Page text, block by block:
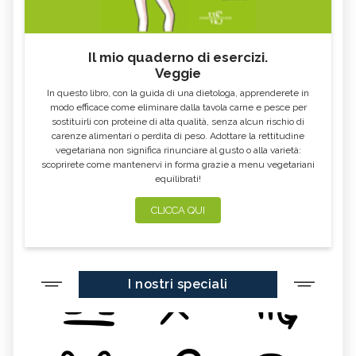
MASSAGGIO BIO EMOZIONALE:
RIFLESSOLOGIA FACCIALE: TECNICA,
BENEFICI E CONTROINDICAZIONI
OPALE: TUTTE LE PROPRIETÀ E
GRANATO: TUTTE LE PROPRIETÀ E
MASSAGGIO PSICOSOMATICO:
TECNICA, BENEFICI E
MASSAGGIO CIRCOLATORIO
ANTICELLULITE: TECNICA, BENEFICI,
MASSAGGIO TERAPEUTICO: TECNICA,
FLUORITE: TUTTE LE PROPRIETÀ E
DIAMANTE: TUTTE LE PROPRIETÀ E
CRISOPRASIO: TUTTE LE PROPRIETÀ E
CORALLO: TUTTE LE PROPRIETÀ E
CELESTINA: TUTTE LE PROPRIETÀ E
CALCITE: TUTTE LE PROPRIETÀ E
BERILLO: TUTTE LE PROPRIETÀ E
AZZURRITE: TUTTE LE PROPRIETÀ E
AMAZZONITE: TUTTE LE PROPRIETÀ E
Il mio quaderno di esercizi.
Veggie
In questo libro, con la guida di una dietologa, apprenderete in
modo efficace come eliminare dalla tavola carne e pesce per
sostituirli con proteine di alta qualità, senza alcun rischio di
carenze alimentari o perdita di peso. Adottare la rettitudine
vegetariana non significa rinunciare al gusto o alla varietà:
scoprirete come mantenervi in forma grazie a menu vegetariani
equilibrati!
CLICCA QUI
I nostri speciali